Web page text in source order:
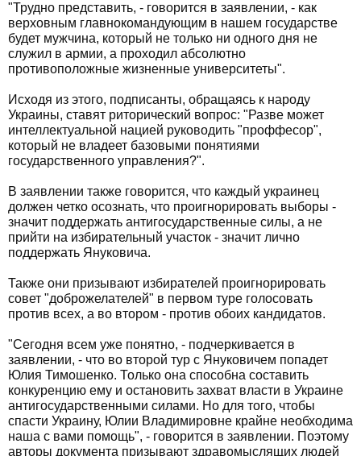
"Трудно представить, - говорится в заявлении, - как
верховным главнокомандующим в нашем государстве
будет мужчина, который не только ни одного дня не
служил в армии, а проходил абсолютно
противоположные жизненные университеты".
Исходя из этого, подписанты, обращаясь к народу
Украины, ставят риторический вопрос: "Разве может
интеллектуальной нацией руководить "проффесор",
который не владеет базовыми понятиями
государственного управления?".
В заявлении также говорится, что каждый украинец
должен четко осознать, что проигнорировать выборы -
значит поддержать антигосударственные силы, а не
прийти на избирательный участок - значит лично
поддержать Януковича.
Также они призывают избирателей проигнорировать
совет "доброжелателей" в первом туре голосовать
против всех, а во втором - против обоих кандидатов.
"Сегодня всем уже понятно, - подчеркивается в
заявлении, - что во второй тур с Януковичем попадет
Юлия Тимошенко. Только она способна составить
конкуренцию ему и остановить захват власти в Украине
антигосударственными силами. Но для того, чтобы
спасти Украину, Юлии Владимировне крайне необходима
наша с вами помощь", - говорится в заявлении. Поэтому
авторы документа призывают здравомыслящих людей